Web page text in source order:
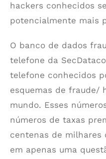
hackers conhecidos
potencialmente mais
O banco de dados
telefone da
telefone conhecidos
esquemas de fraude/
mundo. Esses
números de taxas
centenas de milhares
em apenas uma